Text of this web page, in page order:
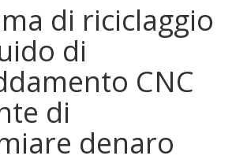
di riciclaggio
di
CNC
di
denaro